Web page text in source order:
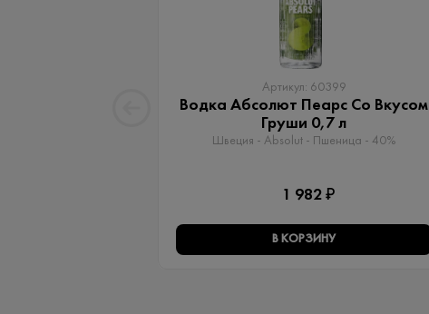
Артикул: 60399
Водка Абсолют Пеарс Со Вкусом
Груши 0,7 л
Швеция - Absolut - Пшеница - 40%
1 982 ₽
В КОРЗИНУ